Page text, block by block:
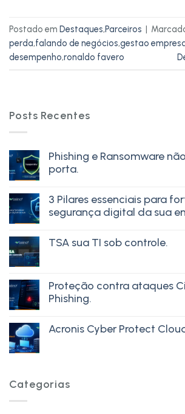
Postado em Destaques,Parceiros |
perda,falando de negócios,gestao
desempenho,ronaldo favero
Posts Recentes
Phishing e Ransomware
porta.
3 Pilares essenciais para
segurança digital da sua
TSA sua TI sob controle.
Proteção contra ataques
Phishing.
Acronis Cyber Protect
Categorias